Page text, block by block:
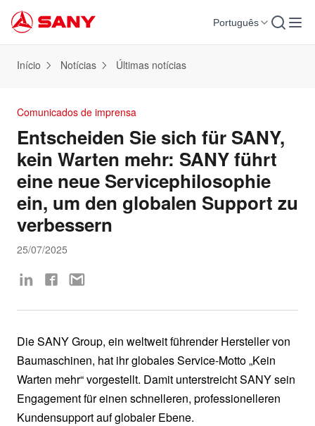
Português
Início Notícias Últimas notícias
Comunicados de imprensa
Entscheiden Sie sich für SANY,
kein Warten mehr: SANY führt
eine neue Servicephilosophie
ein, um den globalen Support zu
verbessern
25/07/2025
Die SANY Group, ein weltweit führender Hersteller von
Baumaschinen, hat ihr globales Service-Motto „Kein
Warten mehr“ vorgestellt. Damit unterstreicht SANY sein
Engagement für einen schnelleren, professionelleren
Kundensupport auf globaler Ebene.